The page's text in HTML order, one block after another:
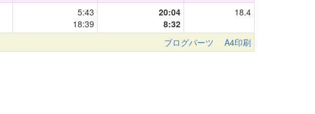
5:43
18:39
20:04
8:32
18.4
ブログパーツ A4印刷